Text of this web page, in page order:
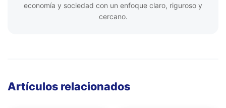
economía y sociedad con un enfoque claro, riguroso y
cercano.
Artículos relacionados